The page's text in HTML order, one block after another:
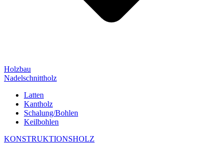
Holzbau
Nadelschnittholz
Latten
Kantholz
Schalung/Bohlen
Keilbohlen
KONSTRUKTIONSHOLZ